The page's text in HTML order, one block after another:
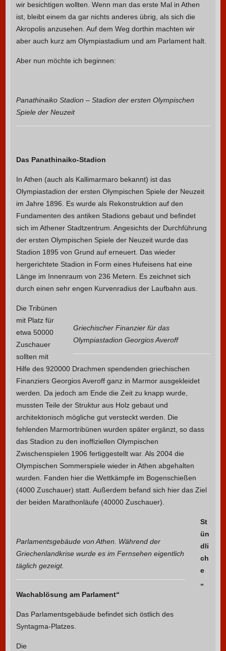
wir besichtigen wollten. Wenn man das erste Mal in Athen
ist, bleibt einem da gar nichts anderes übrig, als sich die
Akropolis anzusehen. Auf dem Weg dorthin machten wir
aber auch kurz am Olympiastadium und am Parlament halt.
Aber nun möchte ich beginnen:
Panathinaiko Stadion – Stadion der ersten Olympischen
Spiele der Neuzeit
Das Panathinaiko-Stadion
In Athen (auch als Kallimarmaro bekannt) ist das
Olympiastadion der ersten Olympischen Spiele der Neuzeit
im Jahre 1896. Es wurde als Rekonstruktion auf den
Fundamenten des antiken Stadions gebaut und befindet
sich im Athener Stadtzentrum. Angesichts der Durchführung
der ersten Olympischen Spiele der Neuzeit wurde das
Stadion 1895 von Grund auf erneuert. Das wieder
hergerichtete Stadion in Form eines Hufeisens hat eine
Länge im Innenraum von 236 Metern. Es zeichnet sich
durch einen sehr engen Kurvenradius der Laufbahn aus.
Griechischer Finanzier für das
Olympiastadion Georgios Averoff
Die Tribünen
mit Platz für
etwa 50000
Zuschauer
sollten mit
Hilfe des 920000 Drachmen spendenden griechischen
Finanziers Georgios Averoff ganz in Marmor ausgekleidet
werden. Da jedoch am Ende die Zeit zu knapp wurde,
mussten Teile der Struktur aus Holz gebaut und
architektonisch mögliche gut versteckt werden. Die
fehlenden Marmortribünen wurden später ergänzt, so dass
das Stadion zu den inoffiziellen Olympischen
Zwischenspielen 1906 fertiggestellt war. Als 2004 die
Olympischen Sommerspiele wieder in Athen abgehalten
wurden. Fanden hier die Wettkämpfe im Bogenschießen
(4000 Zuschauer) statt. Außerdem befand sich hier das Ziel
der beiden Marathonläufe (40000 Zuschauer).
Parlamentsgebäude von Athen. Während der
Griechenlandkrise wurde es im Fernsehen eigentlich
täglich gezeigt.
St
ün
dli
ch
e
„
Wachablösung am Parlament“
Das Parlamentsgebäude befindet sich östlich des
Syntagma-Platzes.
Die